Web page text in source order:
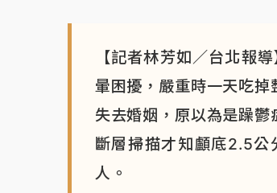
【記者林芳如／台北報
暈困擾，嚴重時一天吃
失去婚姻，原以為是躁
斷層掃描才知顱底2.5
人。